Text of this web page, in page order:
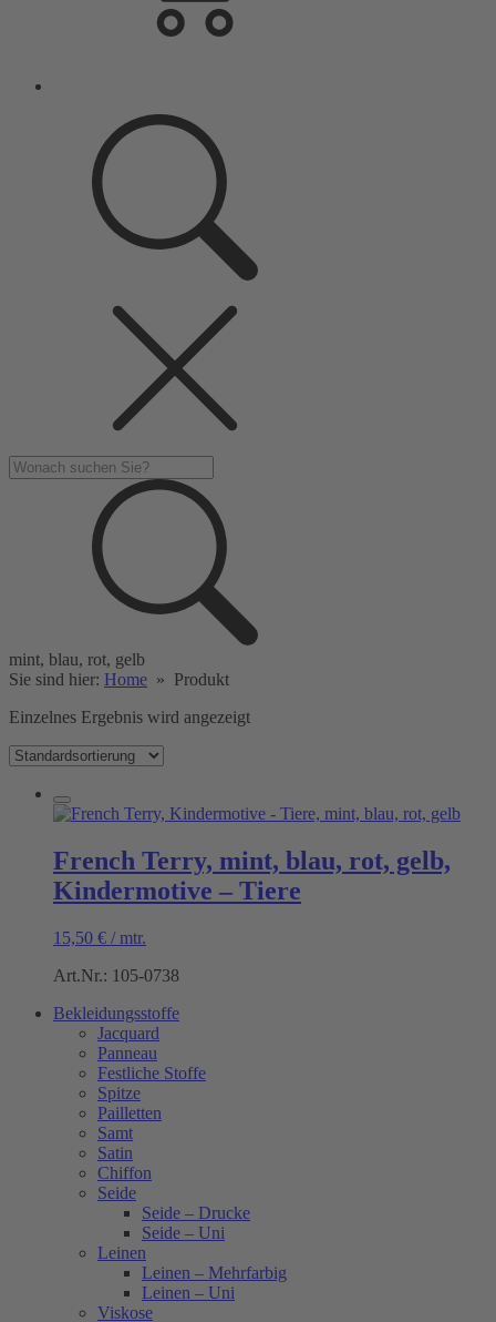
mint, blau, rot, gelb
Sie sind hier: Home » Produkt
Einzelnes Ergebnis wird angezeigt
French Terry, mint, blau, rot, gelb,
Kindermotive – Tiere
15,50 € / mtr.
Art.Nr.: 105-0738
Bekleidungsstoffe
Jacquard
Panneau
Festliche Stoffe
Spitze
Pailletten
Samt
Satin
Chiffon
Seide
Seide – Drucke
Seide – Uni
Leinen
Leinen – Mehrfarbig
Leinen – Uni
Viskose